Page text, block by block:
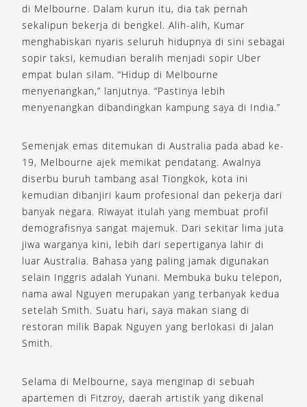
di Melbourne. Dalam kurun itu, dia tak pernah
sekalipun bekerja di bengkel. Alih-alih, Kumar
menghabiskan nyaris seluruh hidupnya di sini sebagai
sopir taksi, kemudian beralih menjadi sopir Uber
empat bulan silam. “Hidup di Melbourne
menyenangkan,” lanjutnya. “Pastinya lebih
menyenangkan dibandingkan kampung saya di India.”
Semenjak emas ditemukan di Australia pada abad ke-
19, Melbourne ajek memikat pendatang. Awalnya
diserbu buruh tambang asal Tiongkok, kota ini
kemudian dibanjiri kaum profesional dan pekerja dari
banyak negara. Riwayat itulah yang membuat profil
demografisnya sangat majemuk. Dari sekitar lima juta
jiwa warganya kini, lebih dari sepertiganya lahir di
luar Australia. Bahasa yang paling jamak digunakan
selain Inggris adalah Yunani. Membuka buku telepon,
nama awal Nguyen merupakan yang terbanyak kedua
setelah Smith. Suatu hari, saya makan siang di
restoran milik Bapak Nguyen yang berlokasi di Jalan
Smith.
Selama di Melbourne, saya menginap di sebuah
apartemen di Fitzroy, daerah artistik yang dikenal